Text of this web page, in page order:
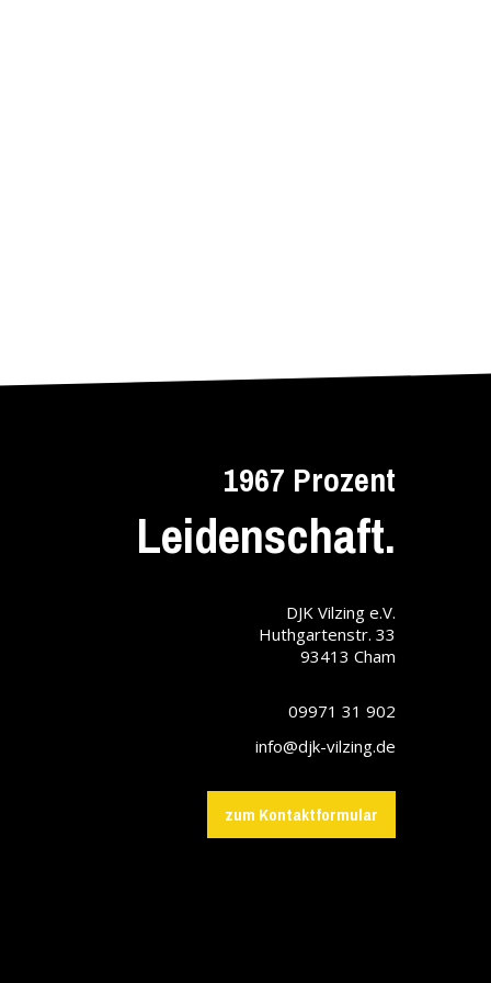
1967 Prozent
Leidenschaft.
DJK Vilzing e.V.
Huthgartenstr. 33
93413 Cham
09971 31 902
info@djk-vilzing.de
zum Kontaktformular